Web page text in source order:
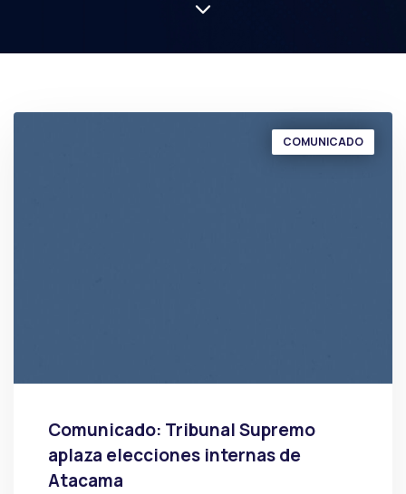
COMUNICADO
Comunicado: Tribunal Supremo
aplaza elecciones internas de
Atacama